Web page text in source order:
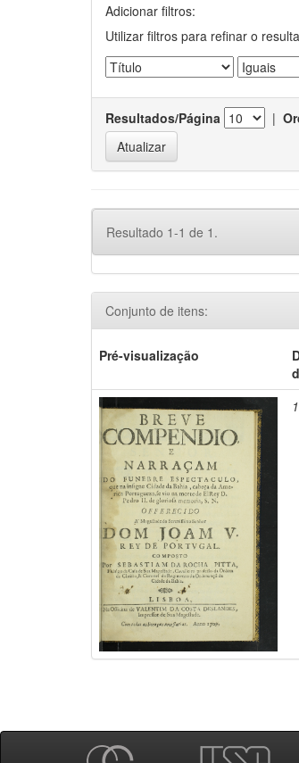
Adicionar filtros:
Utilizar filtros para refinar o
Resultados/Página |
Resultado 1-1 de 1.
Conjunto de itens:
Pré-visualização